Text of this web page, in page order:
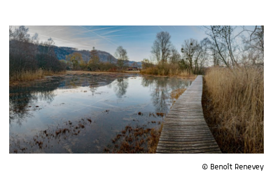
© Benoît Renevey